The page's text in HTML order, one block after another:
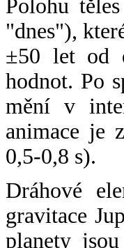
Polohu
"dnes"),
±50 let od
hodnot. Po
mění v
animace je
0,5-0,8 s).
Dráhové
gravitace
planety